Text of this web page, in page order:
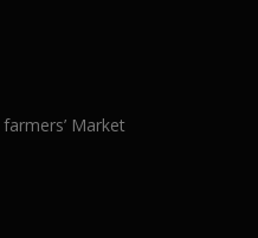
Market